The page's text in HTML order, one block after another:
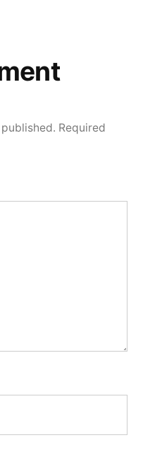
Required